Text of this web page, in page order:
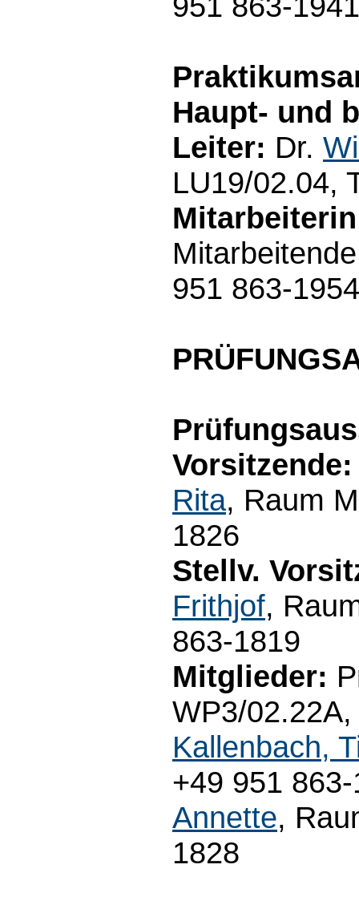
Haupt- und
Leiter: Dr.
LU19/02.04,
951 863-1954
Vorsitzende:
Rita, Raum
1826
Stellv.
Frithjof,
863-1819
Mitglieder:
WP3/
Kallenbach,
+49 951
Annette,
1828